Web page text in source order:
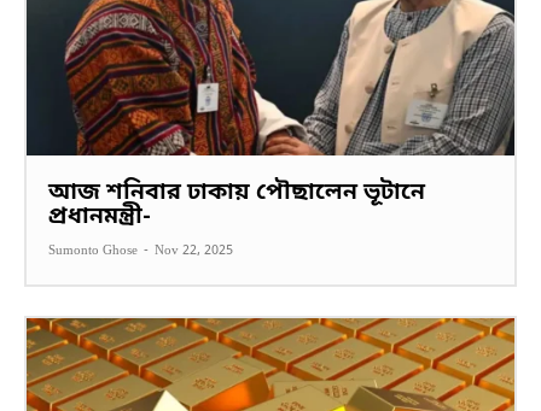
আজ শনিবার ঢাকায় পৌছালেন ভূটানে
প্রধানমন্ত্রী-
Sumonto Ghose - Nov 22, 2025